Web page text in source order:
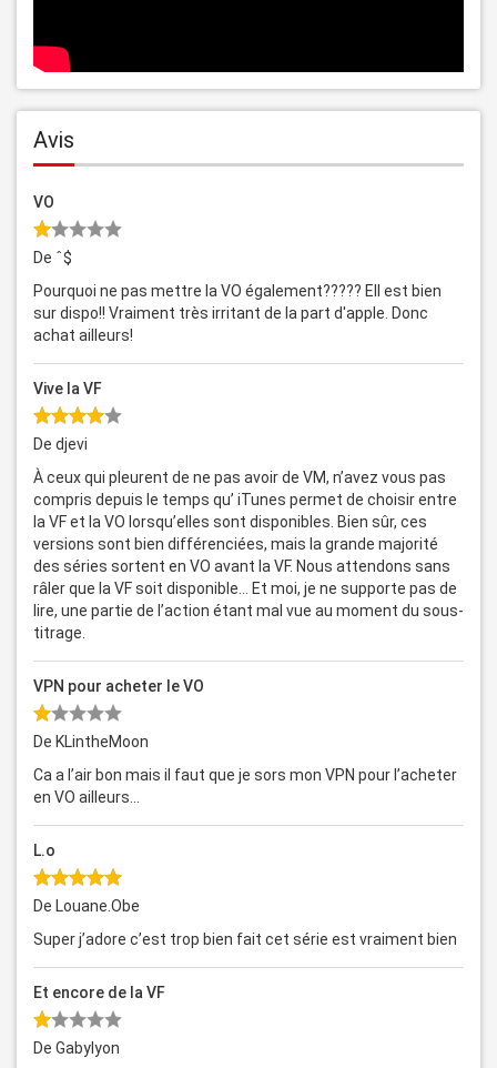
Avis
VO
De ˆ$
Pourquoi ne pas mettre la VO également????? Ell est bien
sur dispo!! Vraiment très irritant de la part d'apple. Donc
achat ailleurs!
Vive la VF
De djevi
À ceux qui pleurent de ne pas avoir de VM, n’avez vous pas
compris depuis le temps qu’ iTunes permet de choisir entre
la VF et la VO lorsqu’elles sont disponibles. Bien sûr, ces
versions sont bien différenciées, mais la grande majorité
des séries sortent en VO avant la VF. Nous attendons sans
râler que la VF soit disponible... Et moi, je ne supporte pas de
lire, une partie de l’action étant mal vue au moment du sous-
titrage.
VPN pour acheter le VO
De KLintheMoon
Ca a l’air bon mais il faut que je sors mon VPN pour l’acheter
en VO ailleurs...
L.o
De Louane.Obe
Super j’adore c’est trop bien fait cet série est vraiment bien
Et encore de la VF
De Gabylyon